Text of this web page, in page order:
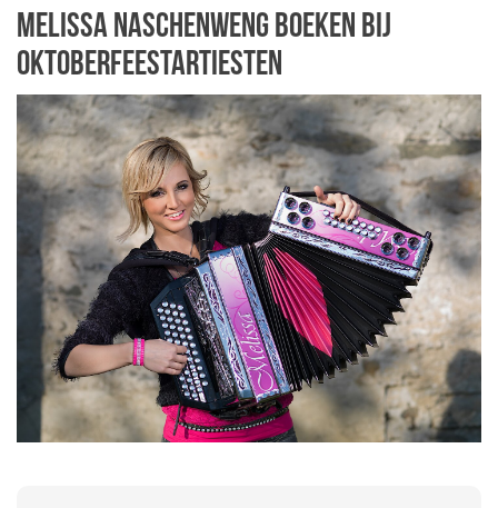
Melissa Naschenweng boeken bij
Oktoberfeestartiesten